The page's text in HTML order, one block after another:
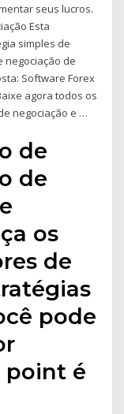
seus lucros.
Esta
simples de
negociação de
Software Forex
agora todos os
negociação e …
de
de
os
de
pode
point é